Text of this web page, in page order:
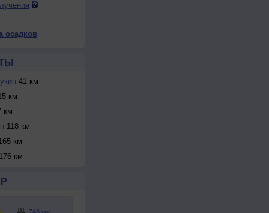
осадков
41 км
км
км
118 км
км
176 км